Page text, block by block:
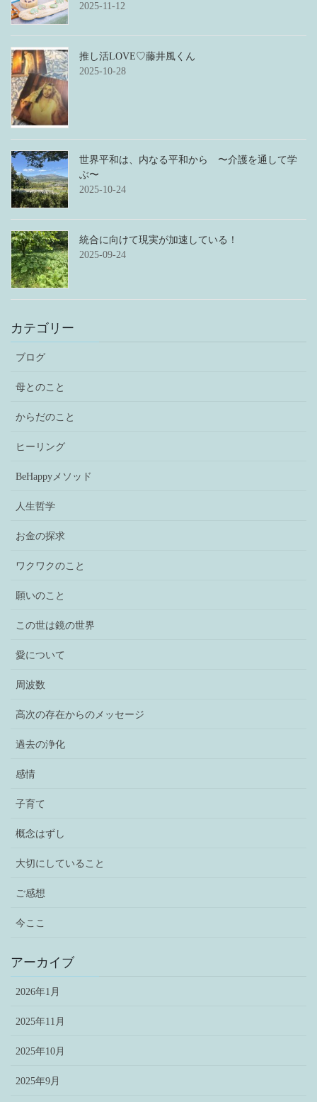
2025-11-12
推し活LOVE♡藤井風くん
2025-10-28
世界平和は、内なる平和から 〜介護を通して学
ぶ〜
2025-10-24
統合に向けて現実が加速している！
2025-09-24
カテゴリー
ブログ
母とのこと
からだのこと
ヒーリング
BeHappyメソッド
人生哲学
お金の探求
ワクワクのこと
願いのこと
この世は鏡の世界
愛について
周波数
高次の存在からのメッセージ
過去の浄化
感情
子育て
概念はずし
大切にしていること
ご感想
今ここ
アーカイブ
2026年1月
2025年11月
2025年10月
2025年9月